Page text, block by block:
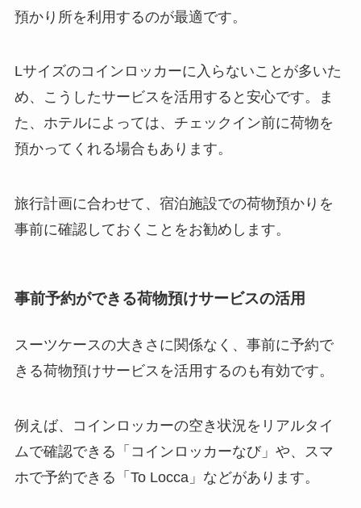
預かり所を利用するのが最適です。
Lサイズのコインロッカーに入らないことが多いた
め、こうしたサービスを活用すると安心です。ま
た、ホテルによっては、チェックイン前に荷物を
預かってくれる場合もあります。
旅行計画に合わせて、宿泊施設での荷物預かりを
事前に確認しておくことをお勧めします。
事前予約ができる荷物預けサービスの活用
スーツケースの大きさに関係なく、事前に予約で
きる荷物預けサービスを活用するのも有効です。
例えば、コインロッカーの空き状況をリアルタイ
ムで確認できる「コインロッカーなび」や、スマ
ホで予約できる「To Locca」などがあります。